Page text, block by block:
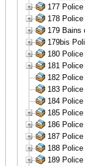
177
178
179 Bains
179bis
180
181
182
183
184
185
186
187
188
189